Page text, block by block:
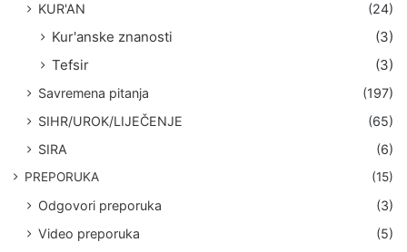
KUR'AN (24)
Kur'anske znanosti
(3)
Tefsir
(3)
Savremena pitanja
(197)
SIHR/UROK/LIJEČENJE
(65)
SIRA
(6)
PREPORUKA (15)
Odgovori preporuka
(3)
Video preporuka
(5)